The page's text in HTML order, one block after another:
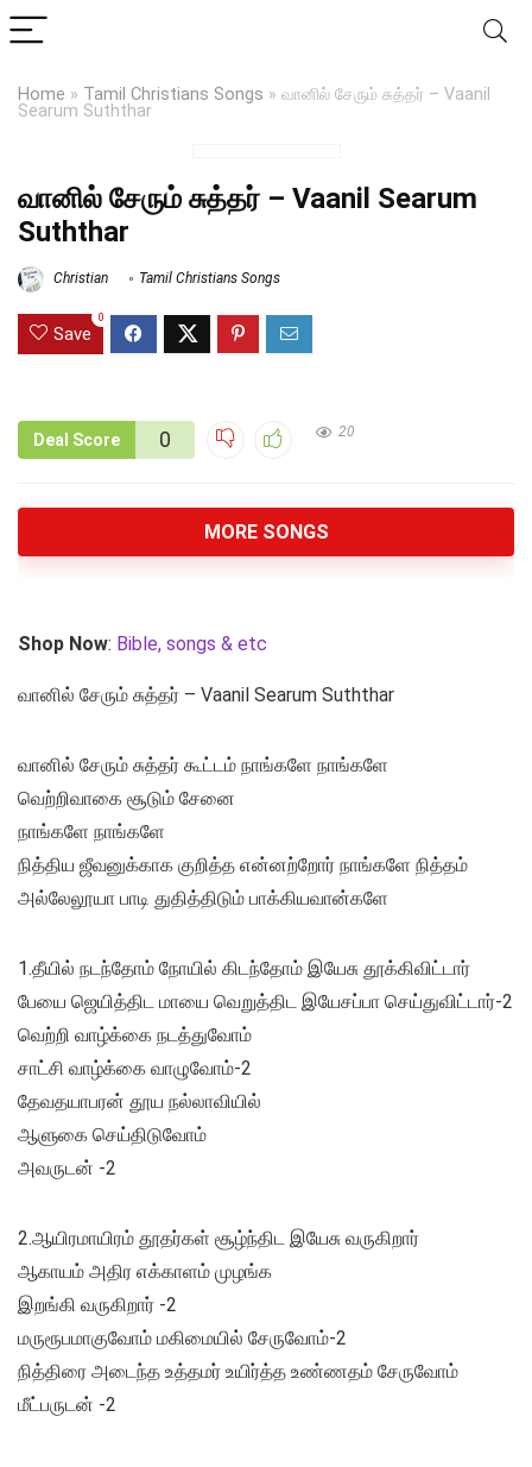
Home » Tamil Christians Songs » வானில் சேரும் சுத்தர் – Vaanil
Searum Suththar
வானில் சேரும் சுத்தர் – Vaanil Searum
Suththar
Christian Tamil Christians Songs
Save
0
Deal Score 0 20
MORE SONGS
Shop Now: Bible, songs & etc
வானில் சேரும் சுத்தர் – Vaanil Searum Suththar
வானில் சேரும் சுத்தர் கூட்டம் நாங்களே நாங்களே
வெற்றிவாகை சூடும் சேனை
நாங்களே நாங்களே
நித்திய ஜீவனுக்காக குறித்த என்னற்றோர் நாங்களே நித்தம்
அல்லேலூயா பாடி துதித்திடும் பாக்கியவான்களே
1.தீயில் நடந்தோம் நோயில் கிடந்தோம் இயேசு தூக்கிவிட்டார்
பேயை ஜெயித்திட மாயை வெறுத்திட இயேசப்பா செய்துவிட்டார்-2
வெற்றி வாழ்க்கை நடத்துவோம்
சாட்சி வாழ்க்கை வாழுவோம்-2
தேவதயாபரன் தூய நல்லாவியில்
ஆளுகை செய்திடுவோம்
அவருடன் -2
2.ஆயிரமாயிரம் தூதர்கள் சூழ்ந்திட இயேசு வருகிறார்
ஆகாயம் அதிர எக்காளம் முழங்க
இறங்கி வருகிறார் -2
மருரூபமாகுவோம் மகிமையில் சேருவோம்-2
நித்திரை அடைந்த உத்தமர் உயிர்த்த உண்ணதம் சேருவோம்
மீட்பருடன் -2